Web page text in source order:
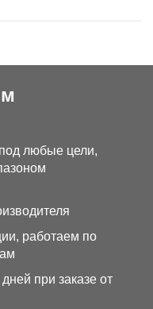
любые цели,
работаем по
при заказе от